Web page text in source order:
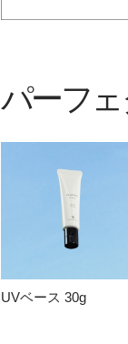
パーフ
UVベース 30g